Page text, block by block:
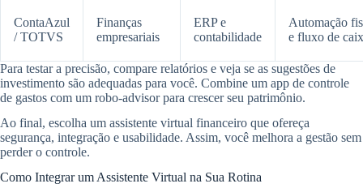
ContaAzul
/ TOTVS
Finanças
empresariais
ERP e
contabilidade
Automação
e fluxo de
Para testar a precisão, compare relatórios e veja se as sugestões de
investimento são adequadas para você. Combine um app de controle
de gastos com um robo-advisor para crescer seu patrimônio.
Ao final, escolha um assistente virtual financeiro que ofereça
segurança, integração e usabilidade. Assim, você melhora a gestão sem
perder o controle.
Como Integrar um Assistente Virtual na Sua Rotina